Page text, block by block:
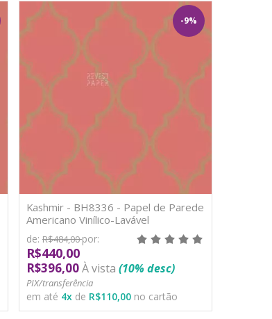
-9%
Kashmir - BH8336 - Papel de Parede
Americano Vinílico-Lavável
de: R$484,00por:
R$440,00
R$396,00À vista (10% desc)
PIX/transferência
em até 4xde R$110,00no cartão